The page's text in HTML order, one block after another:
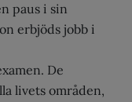
paus i sin
erbjöds jobb i
De
livets områden,